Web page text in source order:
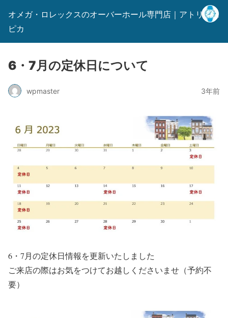
オメガ・ロレックスのオーバーホール専門店｜アトリエス
ピカ
6・7月の定休日について
wpmaster 3年前
6・7月の定休日情報を更新いたしました
ご来店の際はお気をつけてお越しくださいませ（予約不
要）